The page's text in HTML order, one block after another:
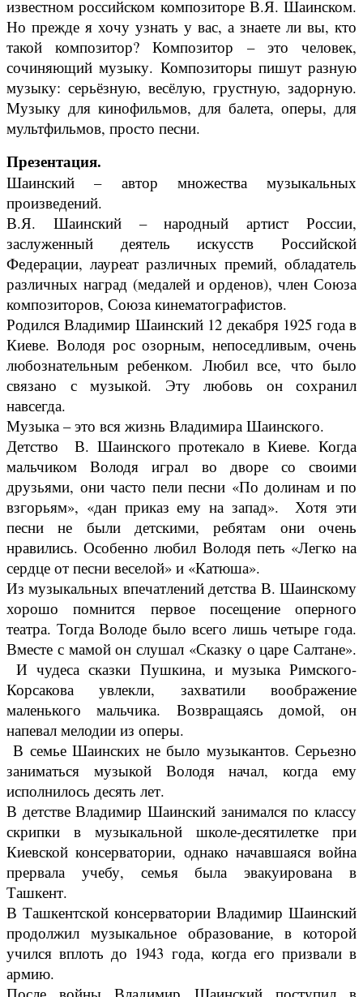
известном российском композиторе В.Я. Шаинском.
Но прежде я хочу узнать у вас, а знаете ли вы, кто
такой композитор? Композитор – это человек,
сочиняющий музыку. Композиторы пишут разную
музыку: серьёзную, весёлую, грустную, задорную.
Музыку для кинофильмов, для балета, оперы, для
мультфильмов, просто песни.
Презентация.
Шаинский – автор множества музыкальных
произведений.
В.Я. Шаинский – народный артист России,
заслуженный деятель искусств Российской
Федерации, лауреат различных премий, обладатель
различных наград (медалей и орденов), член Союза
композиторов, Союза кинематографистов.
Родился Владимир Шаинский 12 декабря 1925 года в
Киеве. Володя рос озорным, непоседливым, очень
любознательным ребенком. Любил все, что было
связано с музыкой. Эту любовь он сохранил
навсегда.
Музыка – это вся жизнь Владимира Шаинского.
Детство В. Шаинского протекало в Киеве. Когда
мальчиком Володя играл во дворе со своими
друзьями, они часто пели песни «По долинам и по
взгорьям», «дан приказ ему на запад». Хотя эти
песни не были детскими, ребятам они очень
нравились. Особенно любил Володя петь «Легко на
сердце от песни веселой» и «Катюша».
Из музыкальных впечатлений детства В. Шаинскому
хорошо помнится первое посещение оперного
театра. Тогда Володе было всего лишь четыре года.
Вместе с мамой он слушал «Сказку о царе Салтане».
И чудеса сказки Пушкина, и музыка Римского-
Корсакова увлекли, захватили воображение
маленького мальчика. Возвращаясь домой, он
напевал мелодии из оперы.
В семье Шаинских не было музыкантов. Серьезно
заниматься музыкой Володя начал, когда ему
исполнилось десять лет.
В детстве Владимир Шаинский занимался по классу
скрипки в музыкальной школе-десятилетке при
Киевской консерватории, однако начавшаяся война
прервала учебу, семья была эвакуирована в
Ташкент.
В Ташкентской консерватории Владимир Шаинский
продолжил музыкальное образование, в которой
учился вплоть до 1943 года, когда его призвали в
армию.